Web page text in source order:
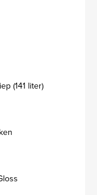
(141 liter)